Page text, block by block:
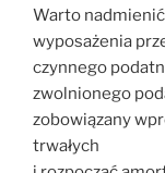
Warto
wyposażenia
czynnego
zwolnionego
zobowiązany
trwałych